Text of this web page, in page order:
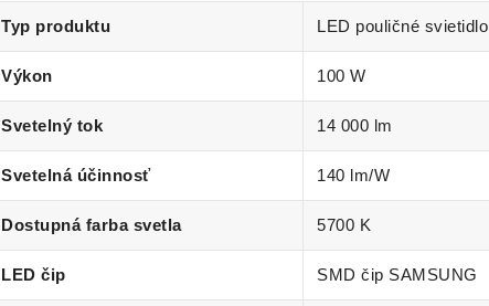
Typ produktu LED pouličné svietidlo
Výkon 100 W
Svetelný tok 14 000 lm
Svetelná účinnosť 140 lm/W
Dostupná farba svetla 5700 K
LED čip SMD čip SAMSUNG